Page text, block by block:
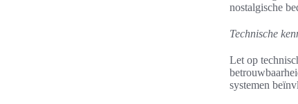
nostalgische
Technische
Let op
systemen